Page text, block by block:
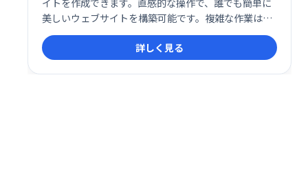
イトを作成できます。直感的な操作で、誰でも簡単に
美しいウェブサイトを構築可能です。複雑な作業は一
切不要！あなたのアイデアを素早く形にし、オンライ
ンでの成功を手に入れましょう。
詳しく見る